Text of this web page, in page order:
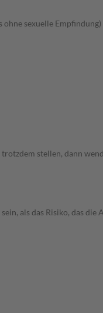
sexuelle Empfindung)
stellen, dann
als das Risiko, das die